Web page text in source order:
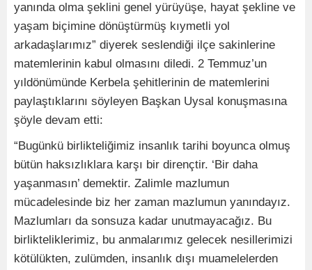
yanında olma şeklini genel yürüyüşe, hayat şekline ve
yaşam biçimine dönüştürmüş kıymetli yol
arkadaşlarımız” diyerek seslendiği ilçe sakinlerine
matemlerinin kabul olmasını diledi. 2 Temmuz’un
yıldönümünde Kerbela şehitlerinin de matemlerini
paylaştıklarını söyleyen Başkan Uysal konuşmasına
şöyle devam etti:
“Bugünkü birlikteliğimiz insanlık tarihi boyunca olmuş
bütün haksızlıklara karşı bir dirençtir. ‘Bir daha
yaşanmasın’ demektir. Zalimle mazlumun
mücadelesinde biz her zaman mazlumun yanındayız.
Mazlumları da sonsuza kadar unutmayacağız. Bu
birlikteliklerimiz, bu anmalarımız gelecek nesillerimizi
kötülükten, zulümden, insanlık dışı muamelelerden